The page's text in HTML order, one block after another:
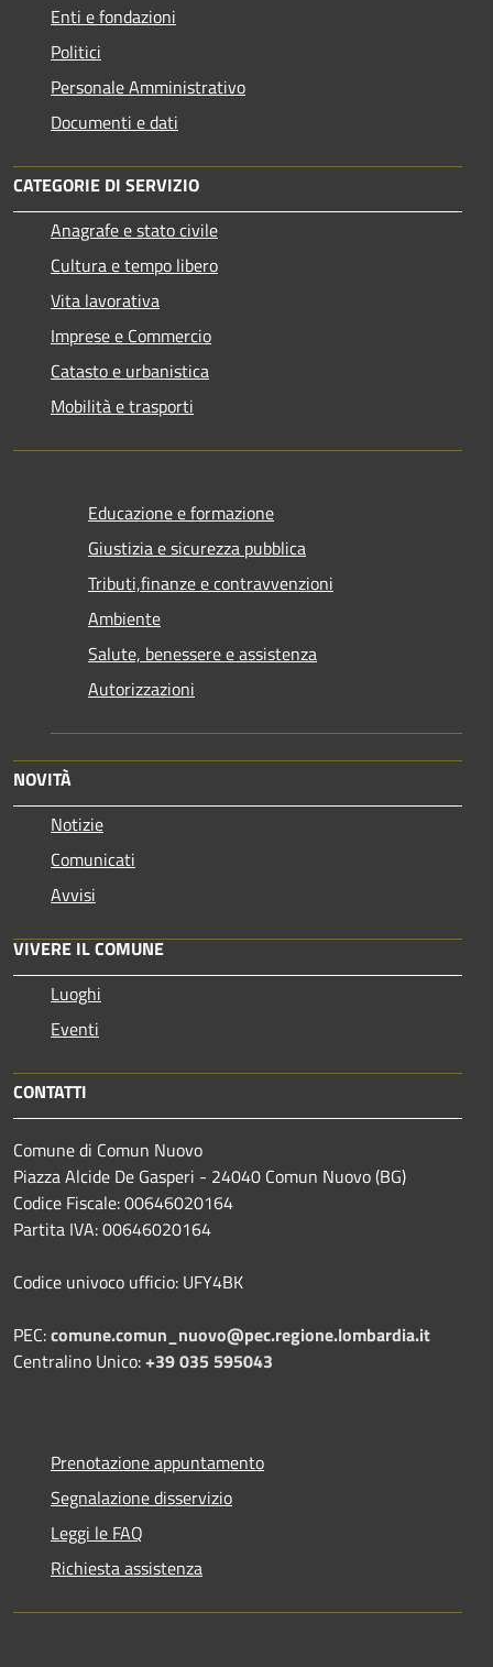
Enti e fondazioni
Politici
Personale Amministrativo
Documenti e dati
CATEGORIE DI SERVIZIO
Anagrafe e stato civile
Cultura e tempo libero
Vita lavorativa
Imprese e Commercio
Catasto e urbanistica
Mobilità e trasporti
Educazione e formazione
Giustizia e sicurezza pubblica
Tributi,finanze e contravvenzioni
Ambiente
Salute, benessere e assistenza
Autorizzazioni
NOVITÀ
Notizie
Comunicati
Avvisi
VIVERE IL COMUNE
Luoghi
Eventi
CONTATTI
Comune di Comun Nuovo
Piazza Alcide De Gasperi - 24040 Comun Nuovo (BG)
Codice Fiscale: 00646020164
Partita IVA: 00646020164
Codice univoco ufficio: UFY4BK
PEC:comune.comun_nuovo@pec.regione.lombardia.it
Centralino Unico:+39 035 595043
Prenotazione appuntamento
Segnalazione disservizio
Leggi le FAQ
Richiesta assistenza